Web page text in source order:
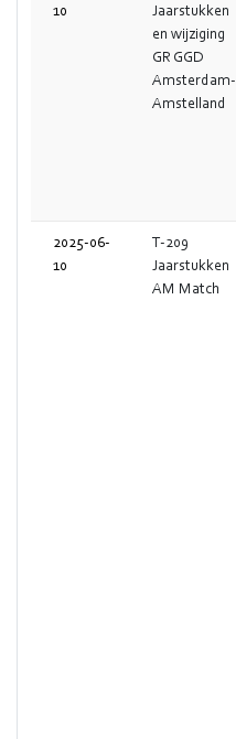
10
Jaarstukken
en wijziging
GR GGD
Amsterdam-
Amstelland
2025-06-
10
T-209
Jaarstukken
AM Match